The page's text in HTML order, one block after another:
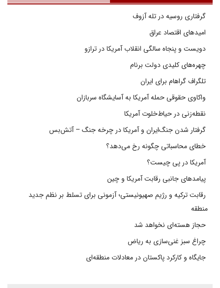
گرفتاری روسیه در تله آزوف
امیدهای اقتصاد عراق
دویست و پنجاه سالگی انقلاب آمریکا در ترازو
چهره‌های کلیدی دولت برنام
تلگراف گراهام برای ایران
واکاوی حقوقی حمله آمریکا به آسایشگاه سربازان
نقطه‌زنی در حیاط‌خلوت آمریکا
گرفتار شدن جنگ‌ایران و آمریکا در چرخه جنگ – آتش‌بس
خطای محاسباتی چگونه رخ می‌دهد؟
آمریکا در پی چیست؟
پیامدهای جانبی رقابت آمریکا و چین
رقابت ترکیه و رژیم صهیونیستی؛ آزمونی برای تسلط بر نظم جدید
منطقه
حجاز هسته‌ای نخواهد شد
چراغ سبز غنی‌سازی به ریاض
جایگاه و کارکرد پاکستان در معادلات منطقه‌ای